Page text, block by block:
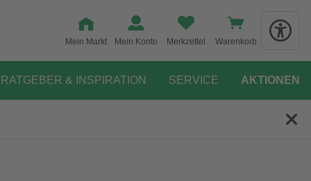
Mein Markt Mein Konto Merkzettel Warenkorb
RATGEBER & INSPIRATION SERVICE AKTIONEN